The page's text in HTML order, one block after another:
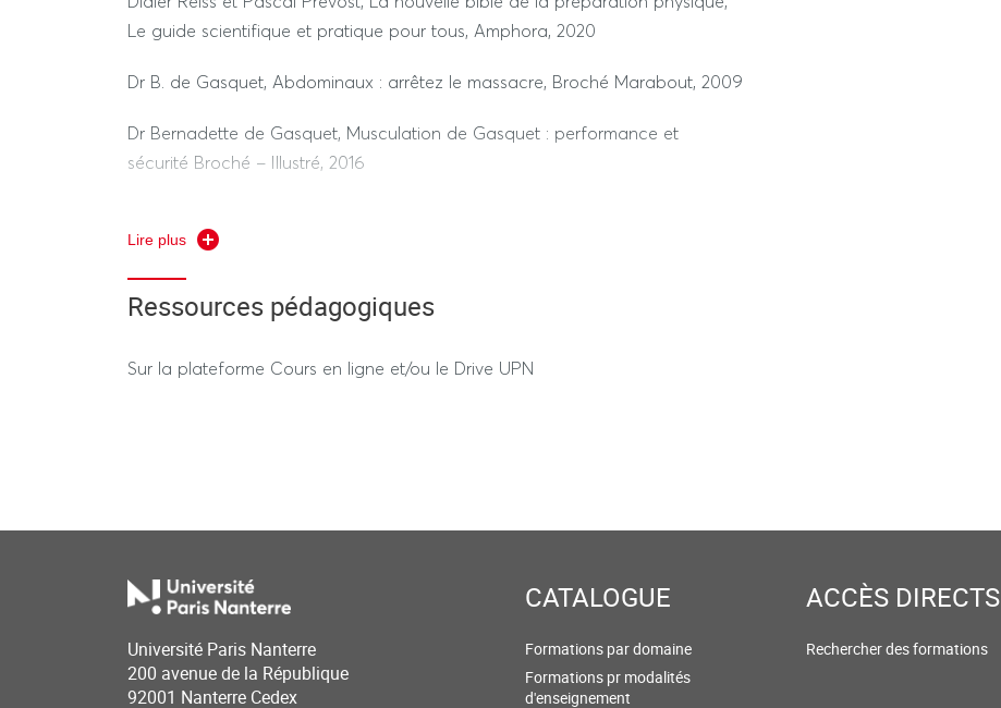
Le guide scientifique et pratique pour tous, Amphora, 2020
Dr B. de Gasquet, Abdominaux : arrêtez le massacre, Broché Marabout, 2009
Dr Bernadette de Gasquet, Musculation de Gasquet : performance et
sécurité Broché – Illustré, 2016
gainage: la méthode pour tonifier et renforcer son corps sans se faire mal.
Broché 2021
Dr Bernadette de Gasquet, Yoga sans dégâts, Broché, 2006.
Sous la direction Maxime Travert, des savoirs disciplinaires aux savoirs
Lire plus
Ressources pédagogiques
Sur la plateforme Cours en ligne et/ou le Drive UPN
Université Paris Nanterre
200 avenue de la République
92001 Nanterre Cedex
CATALOGUE
Formations par domaine
Formations pr modalités
d'enseignement
ACCÈS DIRECTS
Rechercher des formations